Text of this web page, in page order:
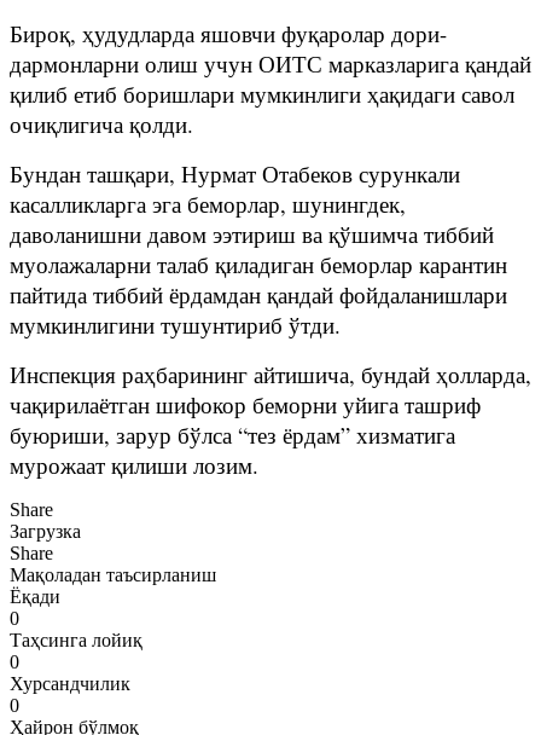
Бироқ, ҳудудларда яшовчи фуқаролар дори-
дармонларни олиш учун ОИТС марказларига қандай
қилиб етиб боришлари мумкинлиги ҳақидаги савол
очиқлигича қолди.
Бундан ташқари, Нурмат Отабеков сурункали
касалликларга эга беморлар, шунингдек,
даволанишни давом ээтириш ва қўшимча тиббий
муолажаларни талаб қиладиган беморлар карантин
пайтида тиббий ёрдамдан қандай фойдаланишлари
мумкинлигини тушунтириб ўтди.
Инспекция раҳбарининг айтишича, бундай ҳолларда,
чақирилаётган шифокор беморни уйига ташриф
буюриши, зарур бўлса “тез ёрдам” хизматига
мурожаат қилиши лозим.
Share
Загрузка
Share
Мақоладан таъсирланиш
Ёқади
0
Таҳсинга лойиқ
0
Хурсандчилик
0
Ҳайрон бўлмоқ